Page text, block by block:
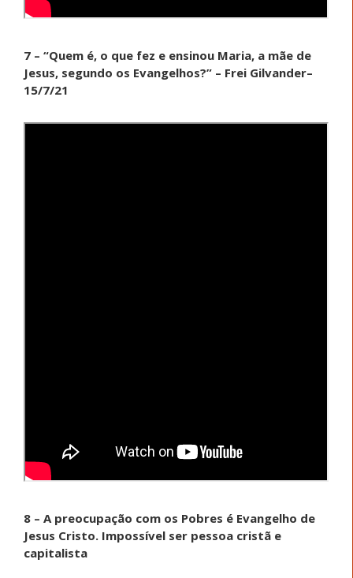
7 – “Quem é, o que fez e ensinou Maria, a mãe de
Jesus, segundo os Evangelhos?” – Frei Gilvander–
15/7/21
8 – A preocupação com os Pobres é Evangelho de
Jesus Cristo. Impossível ser pessoa cristã e
capitalista